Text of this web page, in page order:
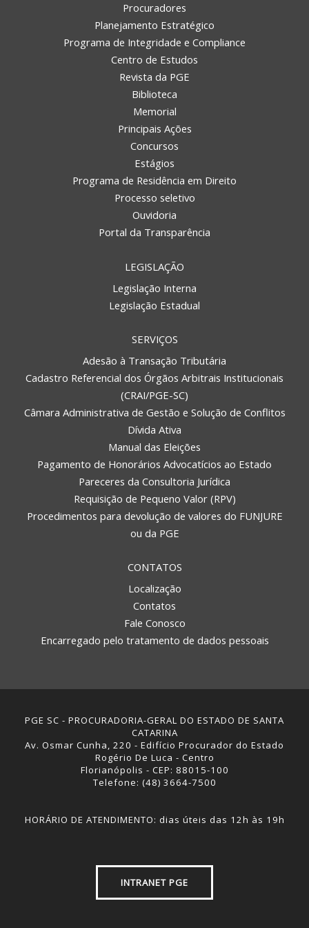
Procuradores
Planejamento Estratégico
Programa de Integridade e Compliance
Centro de Estudos
Revista da PGE
Biblioteca
Memorial
Principais Ações
Concursos
Estágios
Programa de Residência em Direito
Processo seletivo
Ouvidoria
Portal da Transparência
LEGISLAÇÃO
Legislação Interna
Legislação Estadual
SERVIÇOS
Adesão à Transação Tributária
Cadastro Referencial dos Órgãos Arbitrais Institucionais
(CRAI/PGE-SC)
Câmara Administrativa de Gestão e Solução de Conflitos
Dívida Ativa
Manual das Eleições
Pagamento de Honorários Advocatícios ao Estado
Pareceres da Consultoria Jurídica
Requisição de Pequeno Valor (RPV)
Procedimentos para devolução de valores do FUNJURE
ou da PGE
CONTATOS
Localização
Contatos
Fale Conosco
Encarregado pelo tratamento de dados pessoais
PGE SC - PROCURADORIA-GERAL DO ESTADO DE SANTA
CATARINA
Av. Osmar Cunha, 220 - Edifício Procurador do Estado
Rogério De Luca - Centro
Florianópolis - CEP: 88015-100
Telefone: (48) 3664-7500
HORÁRIO DE ATENDIMENTO: dias úteis das 12h às 19h
INTRANET PGE